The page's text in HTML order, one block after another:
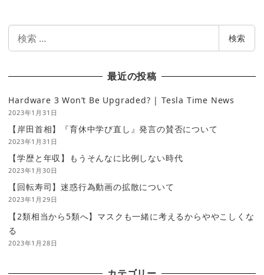
検索
最近の投稿
Hardware 3 Won’t Be Upgraded? | Tesla Time News
2023年1月31日
【岸田首相】『育休中学び直し』発言の賛否について
2023年1月31日
【学歴と年収】もうそんなに比例しない時代
2023年1月30日
【回転寿司】迷惑行為動画の拡散について
2023年1月29日
【2類相当から5類へ】マスクも一緒に考えるからややこしくな
る
2023年1月28日